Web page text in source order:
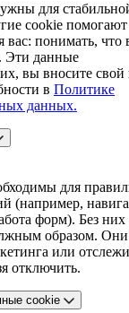
для
cookie
вас: понимать, что
Эти данные
вы вносите свой
в Политике
данных.
для
(например,
форм). Без
образом.
или
отключить.
cookie